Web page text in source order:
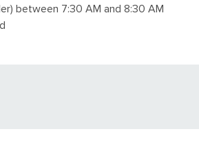
between 7:30 AM and 8:30 AM